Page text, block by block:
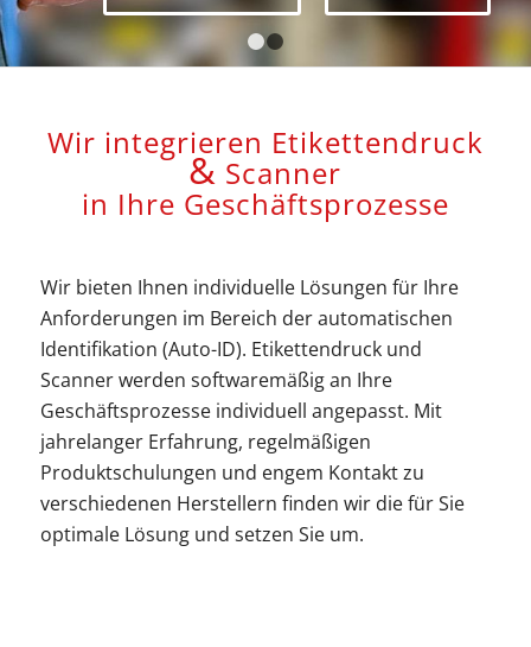
Wir integrieren Etikettendruck
& Scanner
in Ihre Geschäftsprozesse
Wir bieten Ihnen individuelle Lösungen für Ihre
Anforderungen im Bereich der automatischen
Identifikation (Auto-ID). Etikettendruck und
Scanner werden softwaremäßig an Ihre
Geschäftsprozesse individuell angepasst. Mit
jahrelanger Erfahrung, regelmäßigen
Produktschulungen und engem Kontakt zu
verschiedenen Herstellern finden wir die für Sie
optimale Lösung und setzen Sie um.